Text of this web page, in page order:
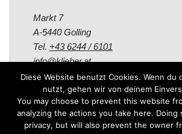
Markt 7
A-5440 Golling
Tel. +43 6244 / 6101
info@klieber.at
Öffungszeiten
Montag - Freitag:
Diese Website benutzt Cookies. Wenn du
nutzt, gehen wir von deinem
You may choose to prevent this website
analyzing the actions you take here.
privacy, but will also prevent the owner